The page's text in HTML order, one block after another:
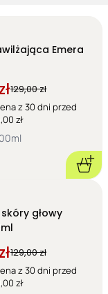
Emera
129,00 zł
z 30 dni przed
zł
głowy
129,00 zł
z 30 dni przed
zł